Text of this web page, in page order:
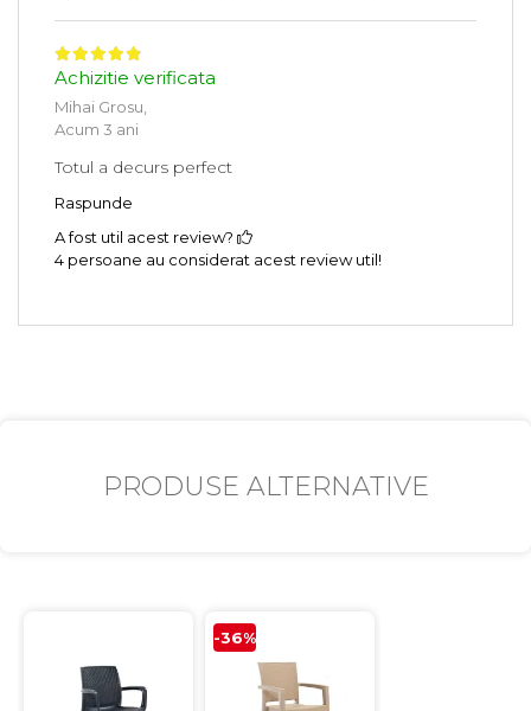
Achizitie verificata
Mihai Grosu,
Acum 3 ani
Totul a decurs perfect
Raspunde
A fost util acest review?
4 persoane au considerat acest review util!
PRODUSE ALTERNATIVE
-36%